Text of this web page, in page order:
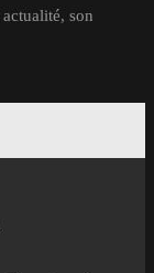
son